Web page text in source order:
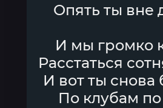
Опять ты вне
И мы громко
Расстаться
И вот ты снова
По клубам